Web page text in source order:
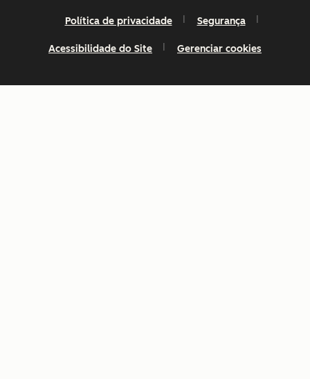
Política de privacidade Segurança
Acessibilidade do Site Gerenciar cookies